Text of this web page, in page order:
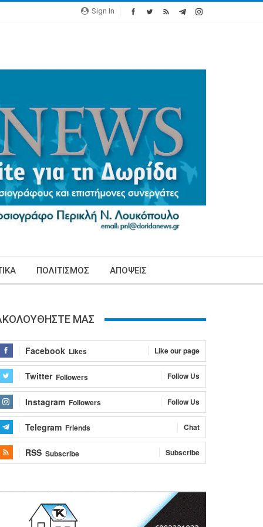
Sign In
ΠΟΛΙΤΙΣΜΟΣ ΑΠΟΨΕΙΣ
ΜΑΣ
Facebook Likes Like our page
Twitter Followers Follow Us
Instagram Followers Follow Us
Telegram Friends Chat
RSS Subscribe Subscribe